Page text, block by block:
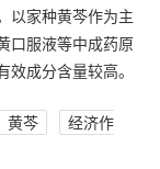
以家种黄芩作为主
口服液等中成药原
成分含量较高。
黄芩
经济作